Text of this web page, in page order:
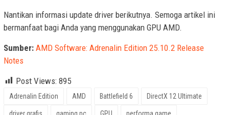
Nantikan informasi update driver berikutnya. Semoga artikel ini
bermanfaat bagi Anda yang menggunakan GPU AMD.
Sumber: AMD Software: Adrenalin Edition 25.10.2 Release
Notes
Post Views: 895
Adrenalin Edition AMD Battlefield 6 DirectX 12 Ultimate
driver grafis gaming pc GPU performa game